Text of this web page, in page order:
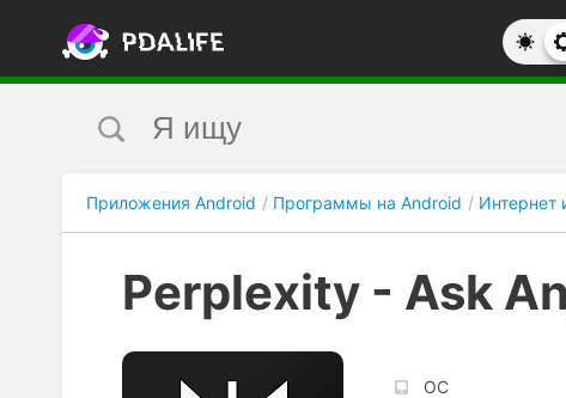
Приложения Android Программы на Android Интернет
Perplexity - Ask
ОС